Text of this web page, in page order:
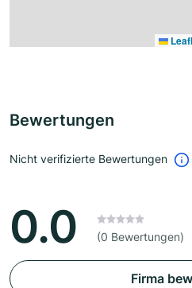
Bewertungen
Nicht verifizierte Bewertungen
0.0 (0 Bewertungen)
Firma